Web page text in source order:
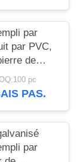
par
par PVC,
de
depc
PAS.
par